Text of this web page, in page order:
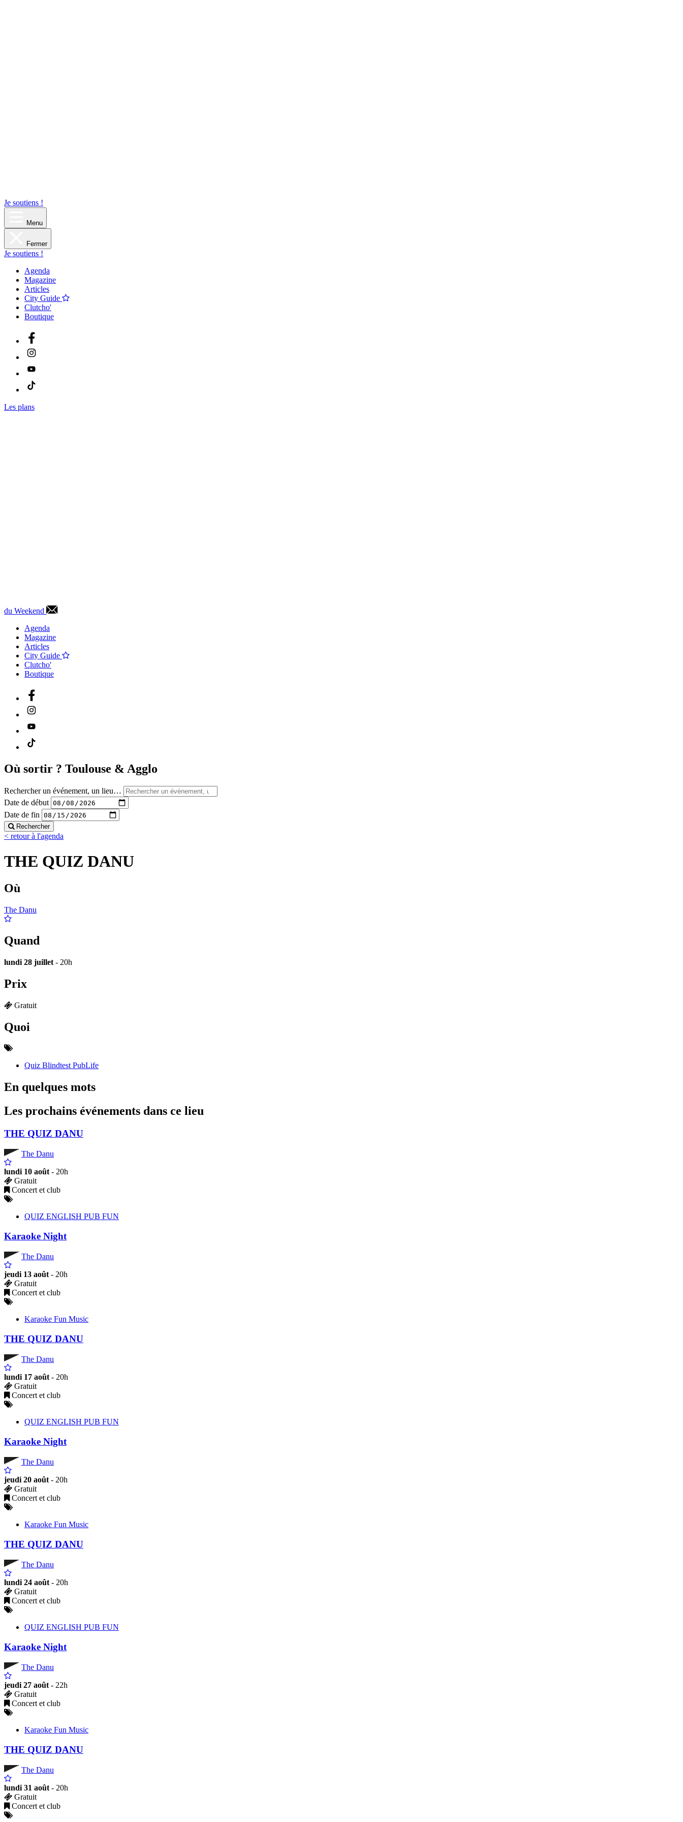
Je soutiens !
Menu
Fermer
Je soutiens !
Agenda
Magazine
Articles
City Guide
Clutcho'
Boutique
Les plans
du Weekend
Agenda
Magazine
Articles
City Guide
Clutcho'
Boutique
Où sortir ? Toulouse & Agglo
Rechercher un événement, un lieu…
Date de début
Date de fin
Rechercher
< retour à l'agenda
THE QUIZ DANU
Où
The Danu
Quand
lundi 28 juillet - 20h
Prix
Gratuit
Quoi
Quiz Blindtest PubLife
En quelques mots
Les prochains événements dans ce lieu
THE QUIZ DANU
The Danu
lundi 10 août- 20h
Gratuit
Concert et club
QUIZ ENGLISH PUB FUN
Karaoke Night
The Danu
jeudi 13 août- 20h
Gratuit
Concert et club
Karaoke Fun Music
THE QUIZ DANU
The Danu
lundi 17 août- 20h
Gratuit
Concert et club
QUIZ ENGLISH PUB FUN
Karaoke Night
The Danu
jeudi 20 août- 20h
Gratuit
Concert et club
Karaoke Fun Music
THE QUIZ DANU
The Danu
lundi 24 août- 20h
Gratuit
Concert et club
QUIZ ENGLISH PUB FUN
Karaoke Night
The Danu
jeudi 27 août- 22h
Gratuit
Concert et club
Karaoke Fun Music
THE QUIZ DANU
The Danu
lundi 31 août- 20h
Gratuit
Concert et club